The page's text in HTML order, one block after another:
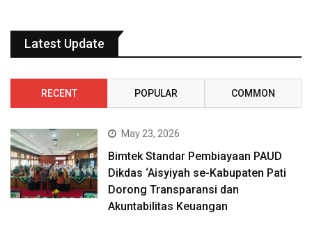
Latest Update
RECENT POPULAR COMMON
May 23, 2026
Bimtek Standar Pembiayaan PAUD
Dikdas ‘Aisyiyah se-Kabupaten Pati
Dorong Transparansi dan
Akuntabilitas Keuangan